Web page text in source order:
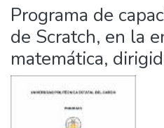
Estadísticas Externas
Manuales
Programa de
de Scratch, en la
matemática,